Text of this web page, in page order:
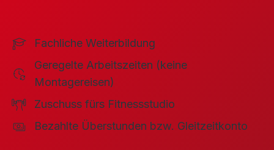
Fachliche Weiterbildung
Geregelte Arbeitszeiten (keine
Montagereisen)
Zuschuss fürs Fitnessstudio
Bezahlte Überstunden bzw. Gleitzeitkonto